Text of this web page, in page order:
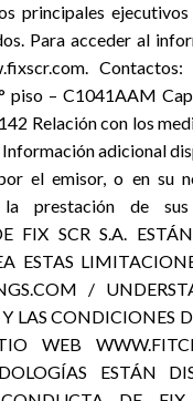
principales
Para acceder al
piso – C1041AAM
Relación con los
adicional
el emisor, o en
la prestación de
FIX SCR S.A.
ESTAS
/
LAS CONDICIONES
WEB
ESTÁN